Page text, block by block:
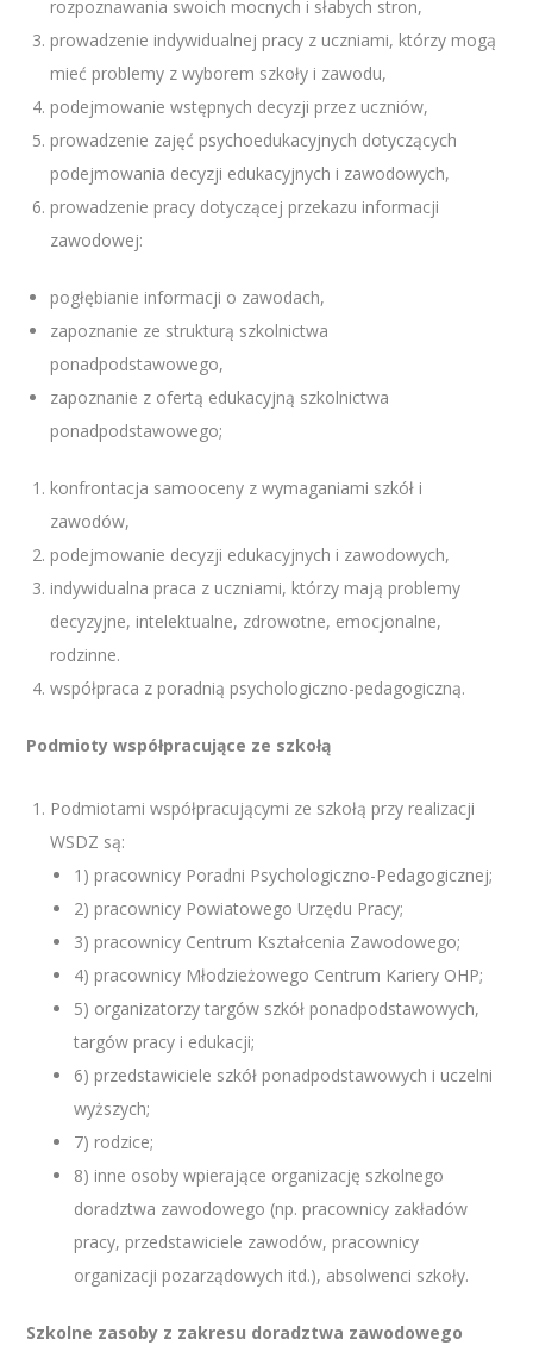
rozpoznawania swoich mocnych i słabych stron,
prowadzenie indywidualnej pracy z uczniami, którzy mogą
mieć problemy z wyborem szkoły i zawodu,
podejmowanie wstępnych decyzji przez uczniów,
prowadzenie zajęć psychoedukacyjnych dotyczących
podejmowania decyzji edukacyjnych i zawodowych,
prowadzenie pracy dotyczącej przekazu informacji
zawodowej:
pogłębianie informacji o zawodach,
zapoznanie ze strukturą szkolnictwa
ponadpodstawowego,
zapoznanie z ofertą edukacyjną szkolnictwa
ponadpodstawowego;
konfrontacja samooceny z wymaganiami szkół i
zawodów,
podejmowanie decyzji edukacyjnych i zawodowych,
indywidualna praca z uczniami, którzy mają problemy
decyzyjne, intelektualne, zdrowotne, emocjonalne,
rodzinne.
współpraca z poradnią psychologiczno-pedagogiczną.
Podmioty współpracujące ze szkołą
Podmiotami współpracującymi ze szkołą przy realizacji
WSDZ są:
1) pracownicy Poradni Psychologiczno-Pedagogicznej;
2) pracownicy Powiatowego Urzędu Pracy;
3) pracownicy Centrum Kształcenia Zawodowego;
4) pracownicy Młodzieżowego Centrum Kariery OHP;
5) organizatorzy targów szkół ponadpodstawowych,
targów pracy i edukacji;
6) przedstawiciele szkół ponadpodstawowych i uczelni
wyższych;
7) rodzice;
8) inne osoby wpierające organizację szkolnego
doradztwa zawodowego (np. pracownicy zakładów
pracy, przedstawiciele zawodów, pracownicy
organizacji pozarządowych itd.), absolwenci szkoły.
Szkolne zasoby z zakresu doradztwa zawodowego